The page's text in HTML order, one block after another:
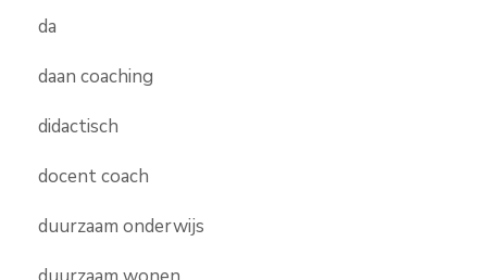
da
daan coaching
didactisch
docent coach
duurzaam onderwijs